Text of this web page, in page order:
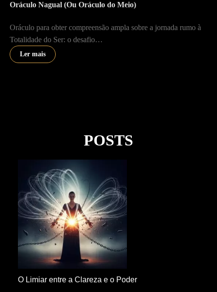
Oráculo Nagual (Ou Oráculo do Meio)
Oráculo para obter compreensão ampla sobre a jornada rumo à
Totalidade do Ser: o desafio…
Ler mais
POSTS
O Limiar entre a Clareza e o Poder